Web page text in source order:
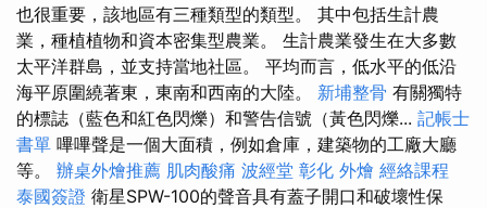
也很重要，該地區有三種類型的類型。 其中包括生計農
業，種植植物和資本密集型農業。 生計農業發生在大多數
太平洋群島，並支持當地社區。 平均而言，低水平的低沿
海平原圍繞著東，東南和西南的大陸。 新埔整骨 有關獨特
的標誌（藍色和紅色閃爍）和警告信號（黃色閃爍... 記帳士
書單 嗶嗶聲是一個大面積，例如倉庫，建築物的工廠大廳
等。 辦桌外燴推薦 肌肉酸痛 波經堂 彰化 外燴 經絡課程
泰國簽證 衛星SPW-100的聲音具有蓋子開口和破壞性保